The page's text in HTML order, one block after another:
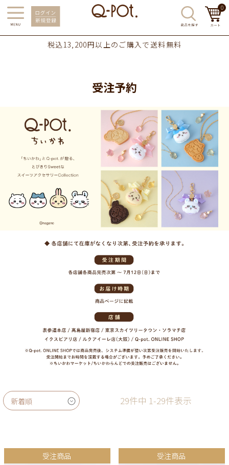
0
税込13,200円以上のご購入で送料無料
受注予約
新着順 29件中 1 -29件表示
受注商品 受注商品